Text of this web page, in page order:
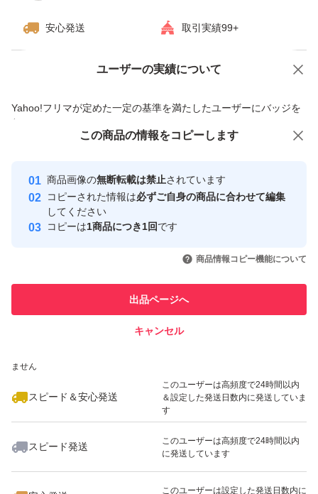
安心発送 取引実績99+
ユーザーの実績について
Yahoo!フリマが定めた一定の基準を満たしたユーザーにバッジを
付与しています
安心取引出品者
心・安全なユーザーです
取引実績
引を完了させた実績があります
での取引実績があります
ません
スピード＆安心発送
このユーザーは高頻度で24時間以内
＆設定した発送日数内に発送していま
す
スピード発送
このユーザーは高頻度で24時間以内
に発送しています
このユーザーは設定した発送日数内に
価格の相談 商品への質問
この商品の情報をコピーします
商品画像の無断転載は禁止されています
コピーされた情報は必ずご自身の商品に合わせて編集
してください
コピーは1商品につき1回です
商品情報コピー機能について
出品ページへ
キャンセル
この商品をみている人にオススメ
いいね！
2,000